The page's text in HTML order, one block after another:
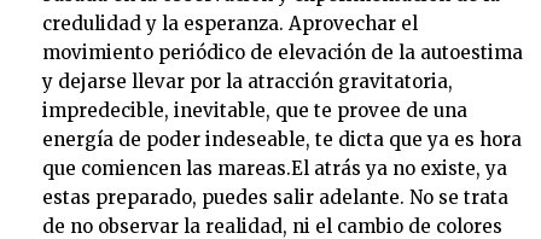
credulidad y la esperanza. Aprovechar el
movimiento periódico de elevación de la autoestima
y dejarse llevar por la atracción gravitatoria,
impredecible, inevitable, que te provee de una
energía de poder indeseable, te dicta que ya es hora
que comiencen las mareas.El atrás ya no existe, ya
estas preparado, puedes salir adelante. No se trata
de no observar la realidad, ni el cambio de colores